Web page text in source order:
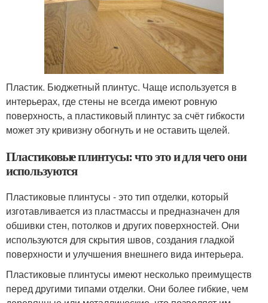
Пластик. Бюджетный плинтус. Чаще используется в
интерьерах, где стены не всегда имеют ровную
поверхность, а пластиковый плинтус за счёт гибкости
может эту кривизну обогнуть и не оставить щелей.
Пластиковые плинтусы: что это и для чего они
используются
Пластиковые плинтусы - это тип отделки, который
изготавливается из пластмассы и предназначен для
обшивки стен, потолков и других поверхностей. Они
используются для скрытия швов, создания гладкой
поверхности и улучшения внешнего вида интерьера.
Пластиковые плинтусы имеют несколько преимуществ
перед другими типами отделки. Они более гибкие, чем